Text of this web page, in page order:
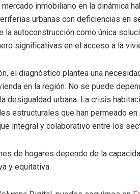
inmobiliario en la dinámica
urbanas con deficiencias en
la autoconstrucción como única
significativas en el acceso a la
el diagnóstico plantea una
en la región. No se puede
desigualdad urbana. La crisis
estructurales que han permeado
integral y colaborativo entre los
de hogares depende de la
y equitativa.